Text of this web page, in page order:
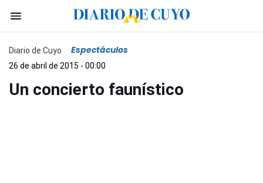
Diario de Cuyo Espectáculos
26 de abril de 2015 - 00:00
Un concierto faunístico